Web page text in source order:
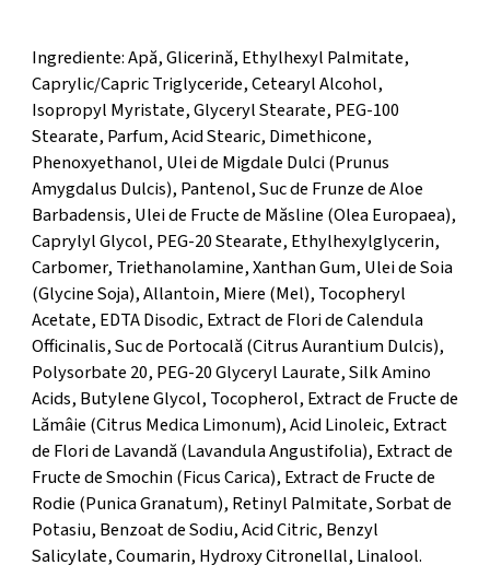
Ingrediente: Apă, Glicerină, Ethylhexyl Palmitate,
Caprylic/Capric Triglyceride, Cetearyl Alcohol,
Isopropyl Myristate, Glyceryl Stearate, PEG-100
Stearate, Parfum, Acid Stearic, Dimethicone,
Phenoxyethanol, Ulei de Migdale Dulci (Prunus
Amygdalus Dulcis), Pantenol, Suc de Frunze de Aloe
Barbadensis, Ulei de Fructe de Măsline (Olea Europaea),
Caprylyl Glycol, PEG-20 Stearate, Ethylhexylglycerin,
Carbomer, Triethanolamine, Xanthan Gum, Ulei de Soia
(Glycine Soja), Allantoin, Miere (Mel), Tocopheryl
Acetate, EDTA Disodic, Extract de Flori de Calendula
Officinalis, Suc de Portocală (Citrus Aurantium Dulcis),
Polysorbate 20, PEG-20 Glyceryl Laurate, Silk Amino
Acids, Butylene Glycol, Tocopherol, Extract de Fructe de
Lămâie (Citrus Medica Limonum), Acid Linoleic, Extract
de Flori de Lavandă (Lavandula Angustifolia), Extract de
Fructe de Smochin (Ficus Carica), Extract de Fructe de
Rodie (Punica Granatum), Retinyl Palmitate, Sorbat de
Potasiu, Benzoat de Sodiu, Acid Citric, Benzyl
Salicylate, Coumarin, Hydroxy Citronellal, Linalool.